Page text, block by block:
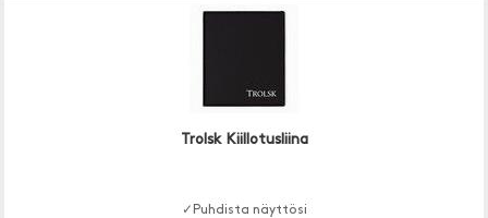
Trolsk Kiillotusliina
✓Puhdista näyttösi